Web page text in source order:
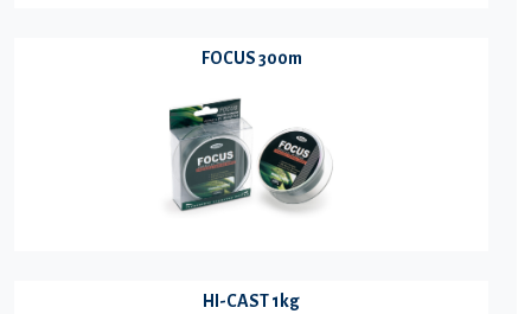
FOCUS 300m
HI-CAST 1kg